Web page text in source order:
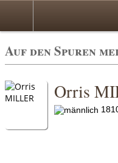
Auf den Spuren
Orris